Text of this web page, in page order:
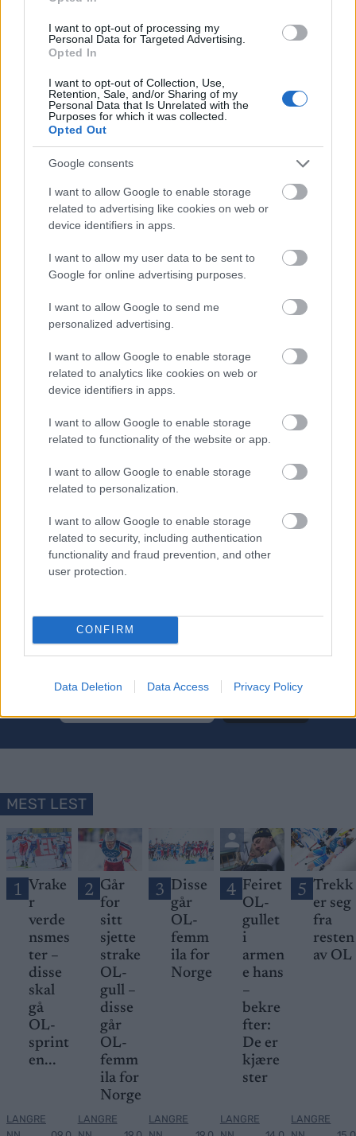
I want to opt-out of processing my
Personal Data for Targeted Advertising.
Opted In
I want to opt-out of Collection, Use,
Retention, Sale, and/or Sharing of my
Personal Data that Is Unrelated with the
Purposes for which it was collected.
Opted Out
Google consents
I want to allow Google to enable storage
related to advertising like cookies on web or
device identifiers in apps.
I want to allow my user data to be sent to
Google for online advertising purposes.
I want to allow Google to send me
personalized advertising.
I want to allow Google to enable storage
related to analytics like cookies on web or
device identifiers in apps.
I want to allow Google to enable storage
related to functionality of the website or app.
I want to allow Google to enable storage
related to personalization.
I want to allow Google to enable storage
related to security, including authentication
functionality and fraud prevention, and other
user protection.
CONFIRM
Data Deletion Data Access Privacy Policy
av de fem plassene i finalen. Ane Appelkvist
Stenseth, som ble vraket fra landslaget etter
sesongen som gikk, endte på den sure
fjerdeplassen foranSveriges juniortalent Evelina
Crüsell.
Menn, finale
2. Lucas Chanavat, Frankrike
3. Even Northug, Norge
4. Petter Northug, Norge
5. Birk Fjellheim, Norge
Kvinner, finale
1. Johanna Hagström, Sverige
3. Elin Näslund, Sverige
4. Ane Appelkvist Stenseth, Norge
5. Evelina Crüsell, Sverige
Pallen i Bysprinten 2024: (fra venstre) Lucas Chanavat, Maja
Näslund og Even Northug. Foto: Per Leknes Hanssen
Meld deg på vårt nyhetsbrev
MEST LEST
1 Vrake
r
verde
nsmes
ter –
disse
skal
gå
OL-
sprint
en...
LANGRE
2 Går
for
sitt
sjette
strake
OL-
gull –
disse
går
OL-
femm
ila for
Norge
LANGRE
3 Disse
går
OL-
femm
ila for
Norge
LANGRE
4 Feiret
OL-
gullet
i
armen
e hans
–
bekre
fter:
De er
kjære
ster
LANGRE
5 Trekk
er seg
fra
resten
av OL
LANGRE